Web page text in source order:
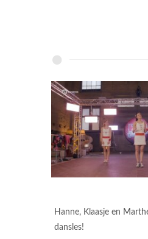
Hanne, Klaasje en
dansles!